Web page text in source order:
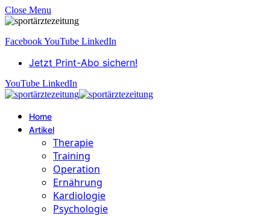
Close Menu
FacebookYouTube LinkedIn
Jetzt Print-Abo sichern!
YouTube LinkedIn
Home
Artikel
Therapie
Training
Operation
Ernährung
Kardiologie
Psychologie